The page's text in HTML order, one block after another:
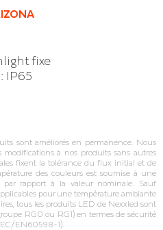
fixe
IP65
sont améliorés en permanence. Nous
modifications à nos produits sans autres
fixent la tolérance du flux initial et de
des couleurs est soumise à une
par rapport à la valeur nominale. Sauf
pour une température ambiante
tous les produits LED de Nexxled sont
RG0 ou RG1) en termes de sécurité
EN60598‐1).